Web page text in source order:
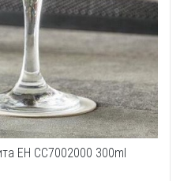
EH CC7002000 300ml